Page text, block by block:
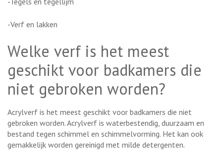
-Verf en lakken
Welke verf is het meest
geschikt voor badkamers die
niet gebroken worden?
Acrylverf is het meest geschikt voor badkamers die niet
gebroken worden. Acrylverf is waterbestendig, duurzaam en
bestand tegen schimmel en schimmelvorming. Het kan ook
gemakkelijk worden gereinigd met milde detergenten.